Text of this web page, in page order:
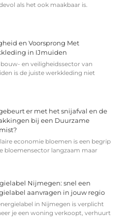
als het ook maakbaar is.
en Voorsprong Met
in IJmuiden
en veiligheidssector van
is de juiste werkkleding niet
er met het snijafval en de
bij een Duurzame
economie bloemen is een begrip
bloemensector langzaam maar
Nijmegen: snel een
aanvragen in jouw regio
in Nijmegen is verplicht
je een woning verkoopt, verhuurt